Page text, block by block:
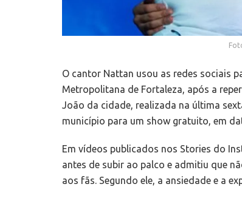
O cantor Nattan usou as redes sociais
Metropolitana de Fortaleza, após a
João da cidade, realizada na última
município para um show gratuito, em
Em vídeos publicados nos Stories do
antes de subir ao palco e admitiu que
aos fãs. Segundo ele, a ansiedade e a